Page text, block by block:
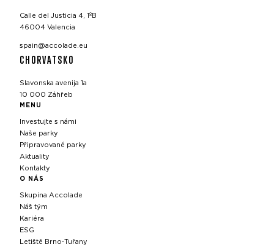
Calle del Justicia 4, 1ºB
46004 Valencia
spain@accolade.eu
CHORVATSKO
Slavonska avenija 1a
10 000 Záhřeb
MENU
Investujte s námi
Naše parky
Připravované parky
Aktuality
Kontakty
O NÁS
Skupina Accolade
Náš tým
Kariéra
ESG
Letiště Brno‑Tuřany